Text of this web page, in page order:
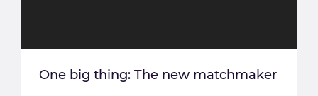
One big thing: The new matchmaker